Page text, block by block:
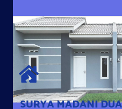
SURYA MADANI DUA
SURYA MADANI DUA
Satu-satunya Hunian nyaman
jutaan dengan lokasi strategis di